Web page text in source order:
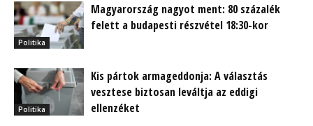
Politika
Magyarország nagyot ment: 80 százalék
felett a budapesti részvétel 18:30-kor
Politika
Kis pártok armageddonja: A választás
vesztese biztosan leváltja az eddigi
ellenzéket